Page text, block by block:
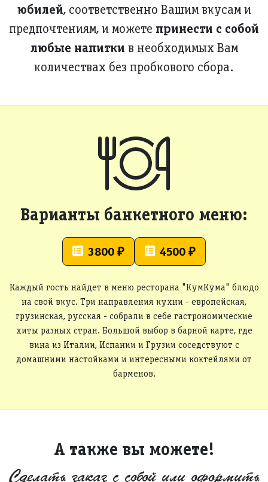
юбилей, соответственно Вашим вкусам и
предпочтениям, и можете принести с собой
любые напитки в необходимых Вам
количествах без пробкового сбора.
Варианты банкетного меню:
3800 ₽ 4500 ₽
Каждый гость найдет в меню ресторана "КумКума" блюдо
на свой вкус. Три направления кухни - европейская,
грузинская, русская - собрали в себе гастрономические
хиты разных стран. Большой выбор в барной карте, где
вина из Италии, Испании и Грузии соседствуют с
домашними настойками и интересными коктейлями от
барменов.
А также вы можете!
Сделать заказ с собой или оформить